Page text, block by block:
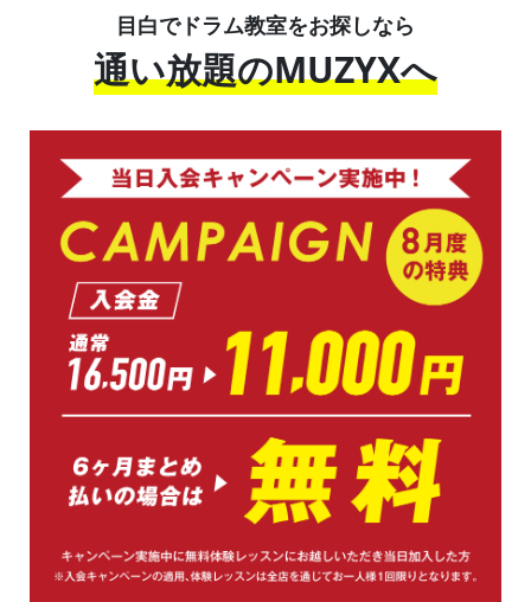
目白でドラム教室をお探しなら
通い放題のMUZYXへ